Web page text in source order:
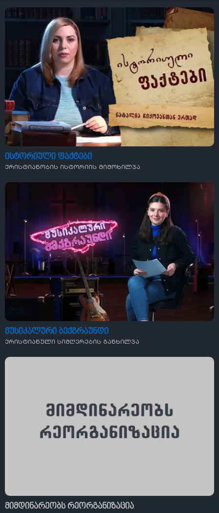
ისტორიული ფაქტები
ქრისტიანობის ისტორიის მიმოხილვა
მუსიკალური ბექგრაუნდი
ქრისტიანული სიმღერების განხილვა
მიმდინარეობს რეორგანიზაცია